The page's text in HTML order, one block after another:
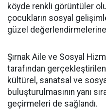
köyde renkli görüntüler
çocukların sosyal
güzel
Şırnak Aile ve Sosyal
tarafından
kültürel, sanatsal ve
buluşturulmasının yanı
geçirmeleri de sağlandı.